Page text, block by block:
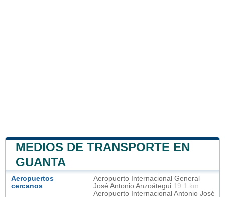
MEDIOS DE TRANSPORTE EN
GUANTA
Aeropuertos
cercanos
Aeropuerto Internacional General
José Antonio Anzoátegui 19.1 km
Aeropuerto Internacional Antonio José